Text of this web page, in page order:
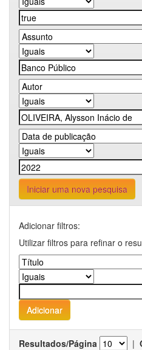
Iniciar uma nova pesquisa
Adicionar filtros:
Utilizar filtros para refinar o
Resultados/Página |